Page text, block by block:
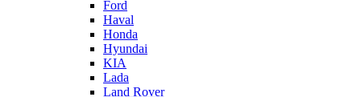
Ford
Haval
Honda
Hyundai
KIA
Lada
Land Rover